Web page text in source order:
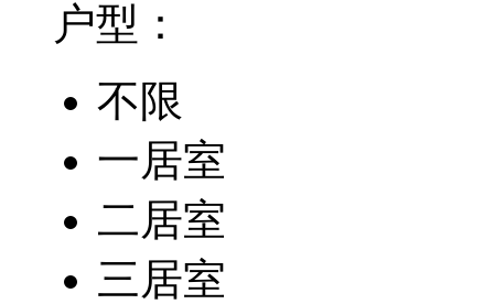
户型：
不限
一居室
二居室
三居室